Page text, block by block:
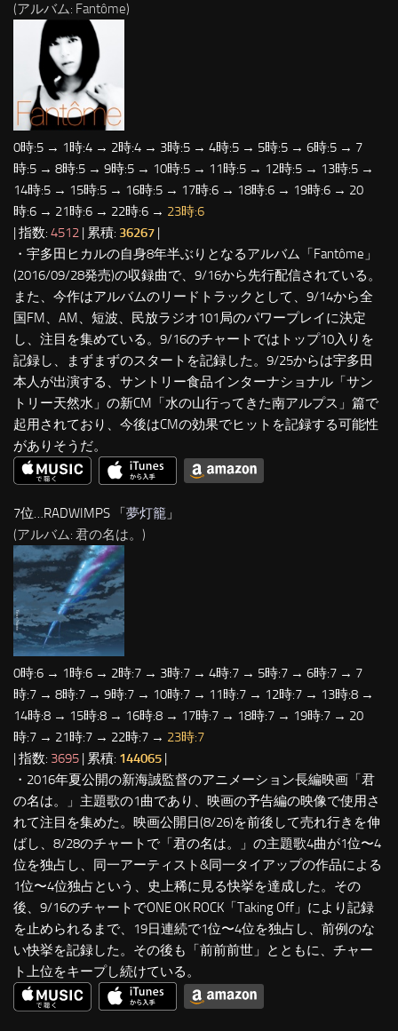
(アルバム: Fantôme)
0時:5 → 1時:4 → 2時:4 → 3時:5 → 4時:5 → 5時:5 → 6時:5 → 7
時:5 → 8時:5 → 9時:5 → 10時:5 → 11時:5 → 12時:5 → 13時:5 →
14時:5 → 15時:5 → 16時:5 → 17時:6 → 18時:6 → 19時:6 → 20
時:6 → 21時:6 → 22時:6 → 23時:6
| 指数: 4512 | 累積: 36267 |
・宇多田ヒカルの自身8年半ぶりとなるアルバム「Fantôme」
(2016/09/28発売)の収録曲で、9/16から先行配信されている。
また、今作はアルバムのリードトラックとして、9/14から全
国FM、AM、短波、民放ラジオ101局のパワープレイに決定
し、注目を集めている。9/16のチャートではトップ10入りを
記録し、まずまずのスタートを記録した。9/25からは宇多田
本人が出演する、サントリー食品インターナショナル「サン
トリー天然水」の新CM「水の山行ってきた南アルプス」篇で
起用されており、今後はCMの効果でヒットを記録する可能性
がありそうだ。
7位…RADWIMPS 「 夢灯籠 」
(アルバム: 君の名は。)
0時:6 → 1時:6 → 2時:7 → 3時:7 → 4時:7 → 5時:7 → 6時:7 → 7
時:7 → 8時:7 → 9時:7 → 10時:7 → 11時:7 → 12時:7 → 13時:8 →
14時:8 → 15時:8 → 16時:8 → 17時:7 → 18時:7 → 19時:7 → 20
時:7 → 21時:7 → 22時:7 → 23時:7
| 指数: 3695 | 累積: 144065
・2016年夏公開の新海誠監督のアニメーション長編映画「君
の名は。」主題歌の1曲であり、映画の予告編の映像で使用さ
れて注目を集めた。映画公開日(8/26)を前後して売れ行きを伸
ばし、8/28のチャートで「君の名は。」の主題歌4曲が1位〜4
位を独占し、同一アーティスト&同一タイアップの作品による
1位〜4位独占という、史上稀に見る快挙を達成した。その
後、9/16のチャートでONE OK ROCK「Taking Off」により記録
を止められるまで、19日連続で1位〜4位を独占し、前例のな
い快挙を記録した。その後も「前前前世」とともに、チャー
ト上位をキープし続けている。